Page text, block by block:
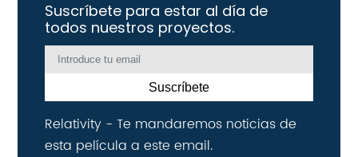
Suscríbete para estar al día de
todos nuestros proyectos.
Suscríbete
Relativity - Te mandaremos noticias de
esta película a este email.